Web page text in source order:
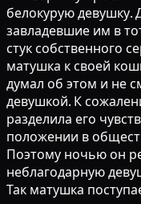
белокурую девушку.
завладевшие им в
стук собственного
матушка к своей
думал об этом и не
девушкой. К
разделила его
положении в
Поэтому ночью он
неблагодарную
Так матушка